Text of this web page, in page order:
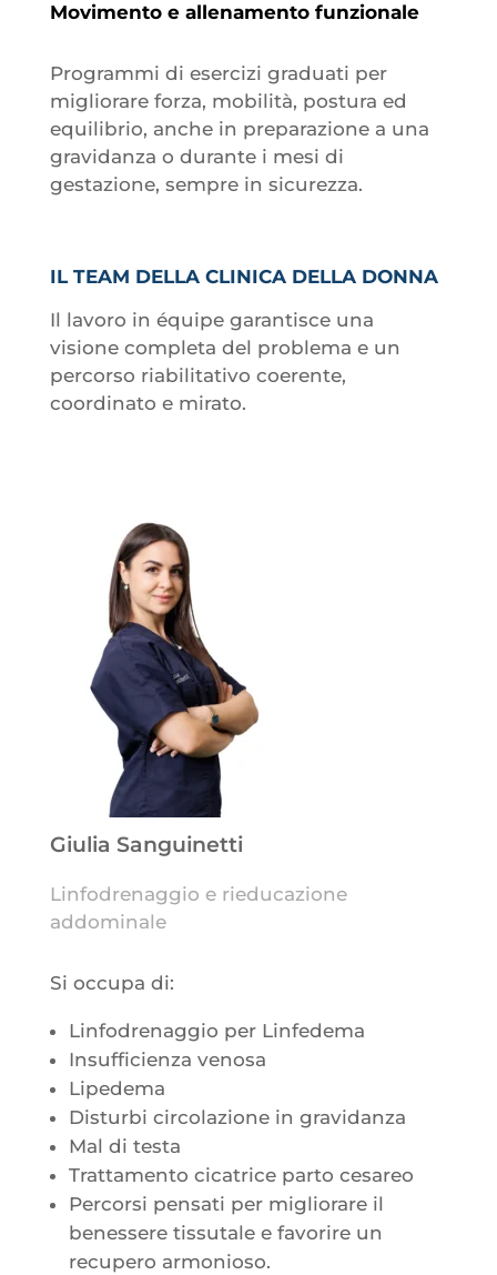
Movimento e allenamento funzionale
Programmi di esercizi graduati per
migliorare forza, mobilità, postura ed
equilibrio, anche in preparazione a una
gravidanza o durante i mesi di
gestazione, sempre in sicurezza.
IL TEAM DELLA CLINICA DELLA DONNA
Il lavoro in équipe garantisce una
visione completa del problema e un
percorso riabilitativo coerente,
coordinato e mirato.
Giulia Sanguinetti
Linfodrenaggio e rieducazione
addominale
Si occupa di:
Linfodrenaggio per Linfedema
Insufficienza venosa
Lipedema
Disturbi circolazione in gravidanza
Mal di testa
Trattamento cicatrice parto cesareo
Percorsi pensati per migliorare il
benessere tissutale e favorire un
recupero armonioso.